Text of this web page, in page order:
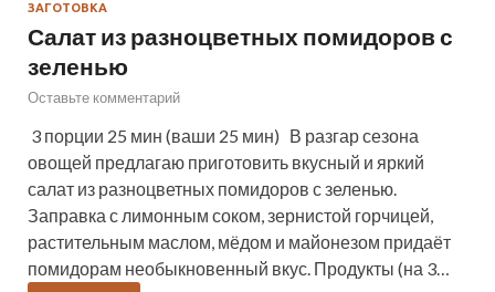
ЗАГОТОВКА
Салат из разноцветных помидоров с
зеленью
Оставьте комментарий
3 порции 25 мин (ваши 25 мин) В разгар сезона
овощей предлагаю приготовить вкусный и яркий
салат из разноцветных помидоров с зеленью.
Заправка с лимонным соком, зернистой горчицей,
растительным маслом, мёдом и майонезом придаёт
помидорам необыкновенный вкус. Продукты (на 3…